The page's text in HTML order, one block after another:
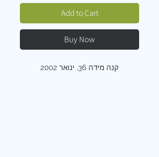
Add to Cart
Buy Now
קנה מידה 36, ינואר 2002